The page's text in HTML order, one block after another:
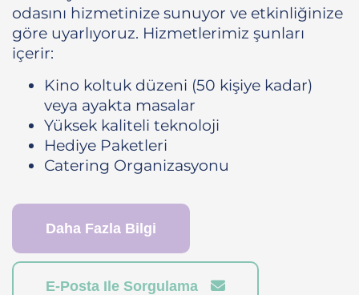
odasını hizmetinize sunuyor ve etkinliğinize
göre uyarlıyoruz. Hizmetlerimiz şunları
içerir:
Kino koltuk düzeni (50 kişiye kadar)
veya ayakta masalar
Yüksek kaliteli teknoloji
Hediye Paketleri
Catering Organizasyonu
Daha Fazla Bilgi
E-Posta Ile Sorgulama